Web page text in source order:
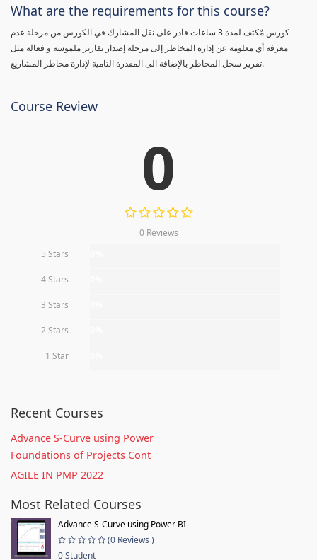
What are the requirements for this course?
كورس مٌكثف لمدة 3 ساعات قادر على نقل المشارك في الكورس من مرحلة عدم
معرفة أي معلومة عن إدارة المخاطر إلى مرحلة إصدار تقارير ملموسة و فعالة مثل
تقرير سجل المخاطر بالإضافة الى المقدرة التامية لإدارة مخاطر المشاريع.
Course Review
0
0 Reviews
5 Stars
4 Stars
3 Stars
2 Stars
1 Star
Recent Courses
Advance S-Curve using Power
Foundations of Projects Cont
AGILE IN PMP 2022
Most Related Courses
Advance S-Curve using Power BI
(0 Reviews )
0 Student